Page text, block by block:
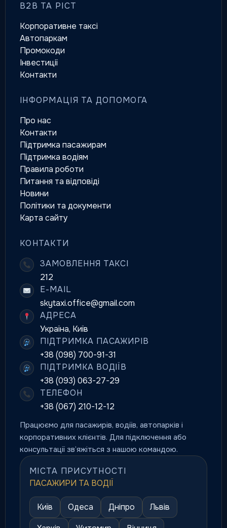
B2B ТА РІСТ
Корпоративне таксі
Автопаркам
Промокоди
Інвестиції
Контакти
ІНФОРМАЦІЯ ТА ДОПОМОГА
Про нас
Контакти
Підтримка пасажирам
Підтримка водіям
Правила роботи
Питання та відповіді
Новини
Політики та документи
Карта сайту
КОНТАКТИ
ЗАМОВЛЕННЯ ТАКСІ
212
E-MAIL
skytaxi.office@gmail.com
АДРЕСА
Україна, Київ
ПІДТРИМКА ПАСАЖИРІВ
+38 (098) 700-91-31
ПІДТРИМКА ВОДІЇВ
+38 (093) 063-27-29
ТЕЛЕФОН
+38 (067) 210-12-12
Працюємо для пасажирів, водіїв, автопарків і
корпоративних клієнтів. Для підключення або
консультації зв’яжіться з нашою командою.
МІСТА ПРИСУТНОСТІ
ПАСАЖИРИ ТА ВОДІЇ
Київ Одеса Дніпро
Львів